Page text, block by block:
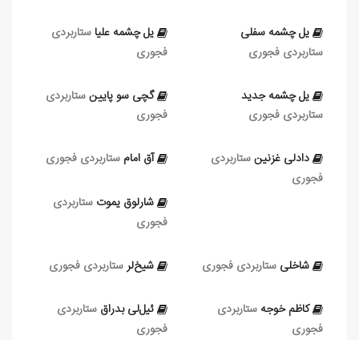
یل‌ چشمه سفلی
ستاربردی فجوری
یل‌ چشمه علیا ستاربردی
فجوری
یل‌ چشمه جدید
ستاربردی فجوری
گچی‌ سو پایینستاربردی
فجوری
دادلی غزنینستاربردی
فجوری
آق‌ امام ستاربردی فجوری
شارلوق‌ یموت ستاربردی
فجوری
شاخلی ستاربردی فجوری شیخ‌لرستاربردی فجوری
کاظم‌ خوجه ستاربردی
فجوری
ئیل‌لی بدراق ستاربردی
فجوری